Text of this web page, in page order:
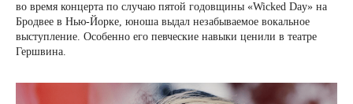
во время концерта по случаю пятой годовщины «Wicked Day» на
Бродвее в Нью-Йорке, юноша выдал незабываемое вокальное
выступление. Особенно его певческие навыки ценили в театре
Гершвина.